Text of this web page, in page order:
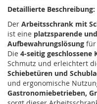
Detaillierte Beschreibung:
Der Arbeitsschrank mit
ist eine platzsparende
Aufbewahrungslösung für
Die 4-seitig
Schmutz und erleichtert
Schiebetüren und
und ergonomische
Gastronomiebetrieben,